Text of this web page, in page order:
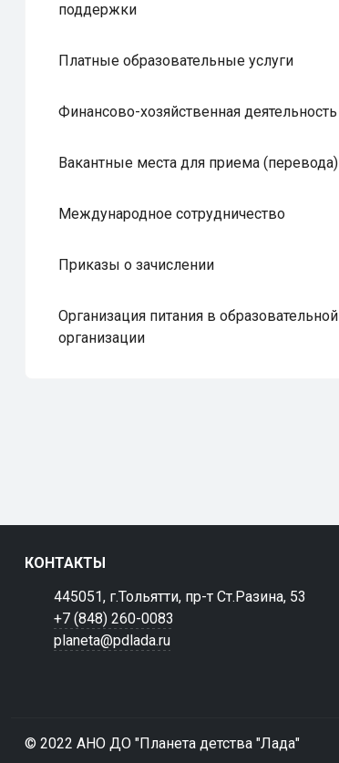
поддержки
Платные образовательные услуги
Финансово-хозяйственная деятельность
Вакантные места для приема (перевода)
Международное сотрудничество
Приказы о зачислении
Организация питания в образовательной
организации
КОНТАКТЫ
445051, г.Тольятти, пр-т Ст.Разина, 53
+7 (848) 260-0083
planeta@pdlada.ru
© 2022 АНО ДО "Планета детства "Лада"